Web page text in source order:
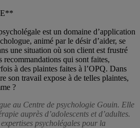
est un domaine d’application
animé par le désir d’aider, se
une situation où son client est frustré
recommandations qui sont faites,
à des plaintes faites à l’OPQ. Dans
son travail expose à de telles plaintes,
?
au Centre de psychologie Gouin. Elle
auprès d’adolescents et d’adultes.
psycholégales pour la